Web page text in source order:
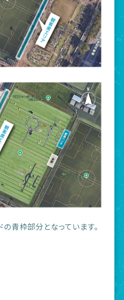
青枠部分となっています。